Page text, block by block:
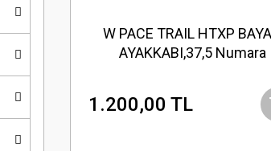
W PACE TRAIL HTXP
AYAKKABI,37,5 Numara
1.200,00 TL